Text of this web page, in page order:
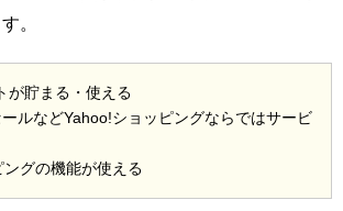
。
が貯まる・使える
ールなどYahoo!ショッピングならではサービ
ングの機能が使える